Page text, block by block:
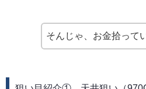
そんじゃ、お金拾って